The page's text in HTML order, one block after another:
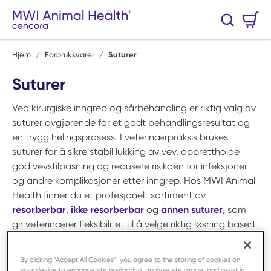
Hopp til hovedinnhold
Søk
Hjem / Forbruksvarer / Suturer
Suturer
Ved kirurgiske inngrep og sårbehandling er riktig valg av
suturer avgjørende for et godt behandlingsresultat og
en trygg helingsprosess. I veterinærpraksis brukes
suturer for å sikre stabil lukking av vev, opprettholde
god vevstilpasning og redusere risikoen for infeksjoner
og andre komplikasjoner etter inngrep. Hos MWI Animal
Health finner du et profesjonelt sortiment av
resorberbar, ikke resorberbar og annen suturer, som
gir veterinærer fleksibilitet til å velge riktig løsning basert
utviklet med fokus på presis håndtering, jevn kvalitet og
pålitelig ytelse i det daglige arbeidet. Et gjennomtenkt
By clicking “Accept All Cookies”, you agree to the storing of cookies on